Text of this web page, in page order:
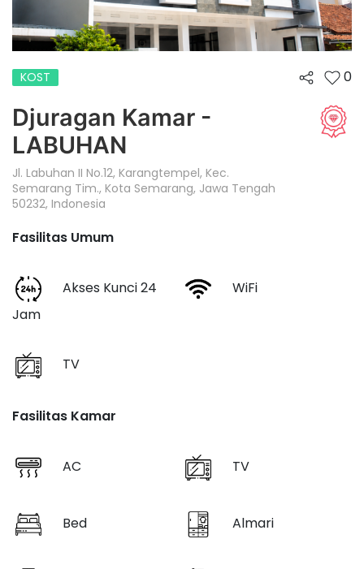
KOST 0
Djuragan Kamar -
LABUHAN
Jl. Labuhan II No.12, Karangtempel, Kec.
Semarang Tim., Kota Semarang, Jawa Tengah
50232, Indonesia
Fasilitas Umum
Akses Kunci 24
Jam
WiFi
TV
Fasilitas Kamar
AC TV
Bed Almari